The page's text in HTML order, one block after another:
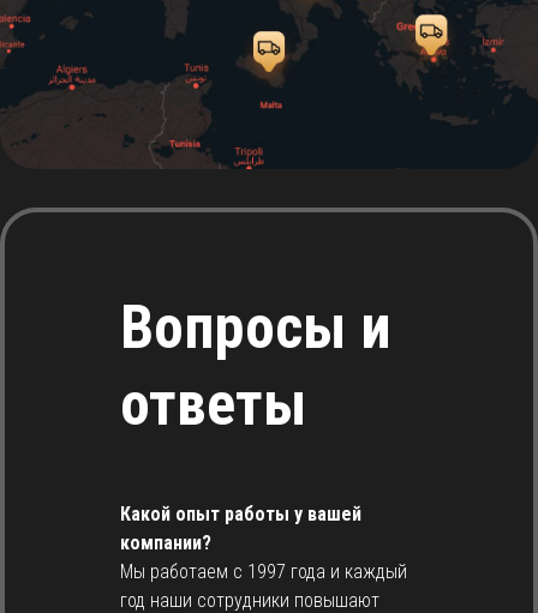
Вопросы и
ответы
Какой опыт работы у вашей
компании?
Мы работаем с 1997 года и каждый
год наши сотрудники повышают